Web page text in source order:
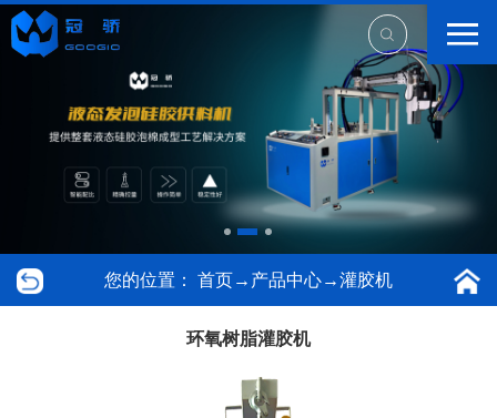
您的位置： 首页→ 产品中心→灌胶机
环氧树脂灌胶机